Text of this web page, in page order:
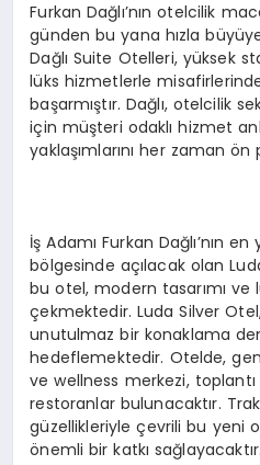
Furkan Dağlı’nın otelcilik
günden bu yana hızla
Dağlı Suite Otelleri, yüksek
lüks hizmetlerle
başarmıştır. Dağlı, otelcilik
için müşteri odaklı hizmet
yaklaşımlarını her zaman
İş Adamı Furkan Dağlı’nın
bölgesinde açılacak olan
bu otel, modern tasarımı ve
çekmektedir. Luda Silver
unutulmaz bir konaklama
hedeflemektedir. Otelde,
ve wellness merkezi,
restoranlar bulunacaktır.
güzellikleriyle çevrili bu yeni
önemli bir katkı sağlayacaktır.